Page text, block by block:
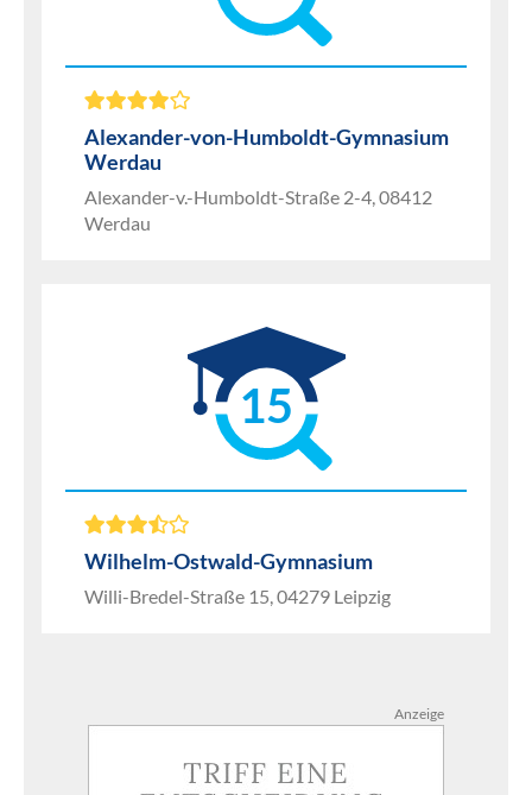
Alexander-von-Humboldt-Gymnasium
Werdau
Alexander-v.-Humboldt-Straße 2-4, 08412
Werdau
15
Wilhelm-Ostwald-Gymnasium
Willi-Bredel-Straße 15, 04279 Leipzig
Anzeige